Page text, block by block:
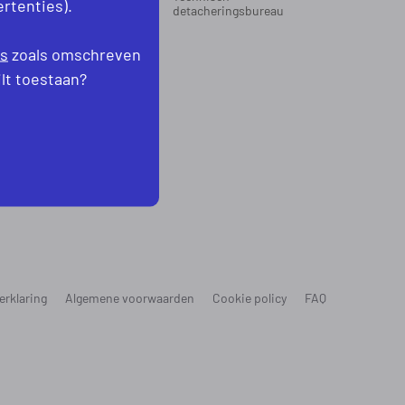
detacheringsbureau
Algemene voorwaarden Cookie policy FAQ
zoals omschreven
toestaan?